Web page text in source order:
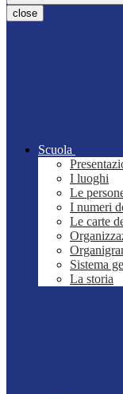
close
Scuola
I luoghi
Le
I numeri
Le carte
Sistema
La storia